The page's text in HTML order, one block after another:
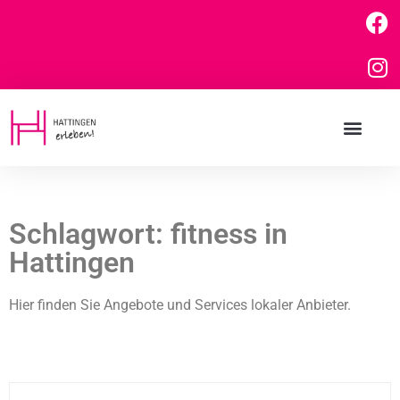
Schlagwort: fitness in
Hattingen
Hier finden Sie Angebote und Services lokaler Anbieter.